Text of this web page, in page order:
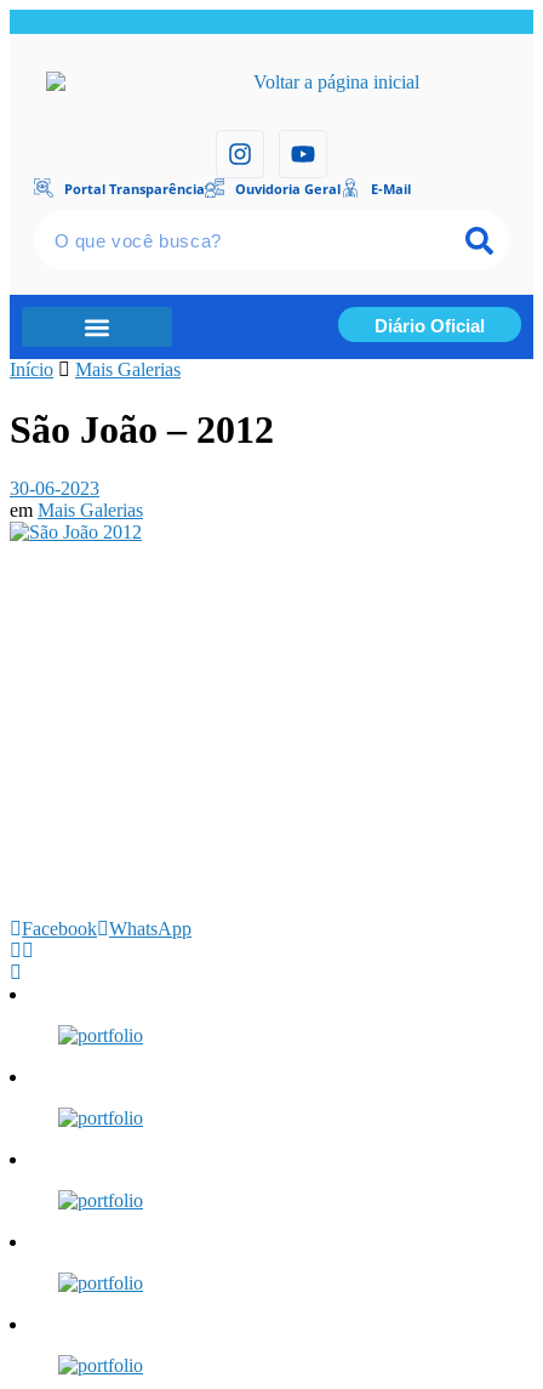
Portal Transparência Ouvidoria Geral E-Mail
Diário Oficial
Início Mais Galerias
São João – 2012
30-06-2023
em Mais Galerias
Facebook WhatsApp